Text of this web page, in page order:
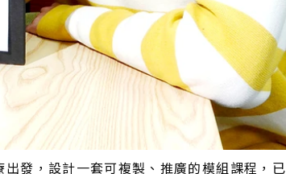
發，設計一套可複製、推廣的模組課程，